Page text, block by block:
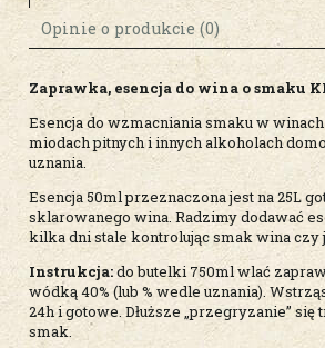
Opinie o produkcie (0)
Zaprawka, esencja do wina o smaku
Esencja do wzmacniania smaku w
miodach pitnych i innych alkoholach
uznania.
Esencja 50ml przeznaczona jest na 25L
sklarowanego wina. Radzimy dodawać
kilka dni stale kontrolując smak wina czy
Instrukcja:do butelki 750ml wlać
wódką 40% (lub % wedle uznania).
24h i gotowe. Dłuższe „przegryzanie”
smak.